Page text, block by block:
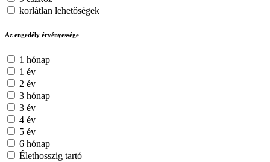
korlátlan lehetőségek
Az engedély érvényessége
1 hónap
1 év
2 év
3 hónap
3 év
4 év
5 év
6 hónap
Élethosszig tartó